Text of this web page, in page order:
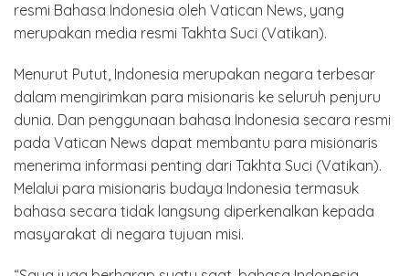
resmi Bahasa Indonesia oleh Vatican News, yang
merupakan media resmi Takhta Suci (Vatikan).
Menurut Putut, Indonesia merupakan negara terbesar
dalam mengirimkan para misionaris ke seluruh penjuru
dunia. Dan penggunaan bahasa Indonesia secara resmi
pada Vatican News dapat membantu para misionaris
menerima informasi penting dari Takhta Suci (Vatikan).
Melalui para misionaris budaya Indonesia termasuk
bahasa secara tidak langsung diperkenalkan kepada
masyarakat di negara tujuan misi.